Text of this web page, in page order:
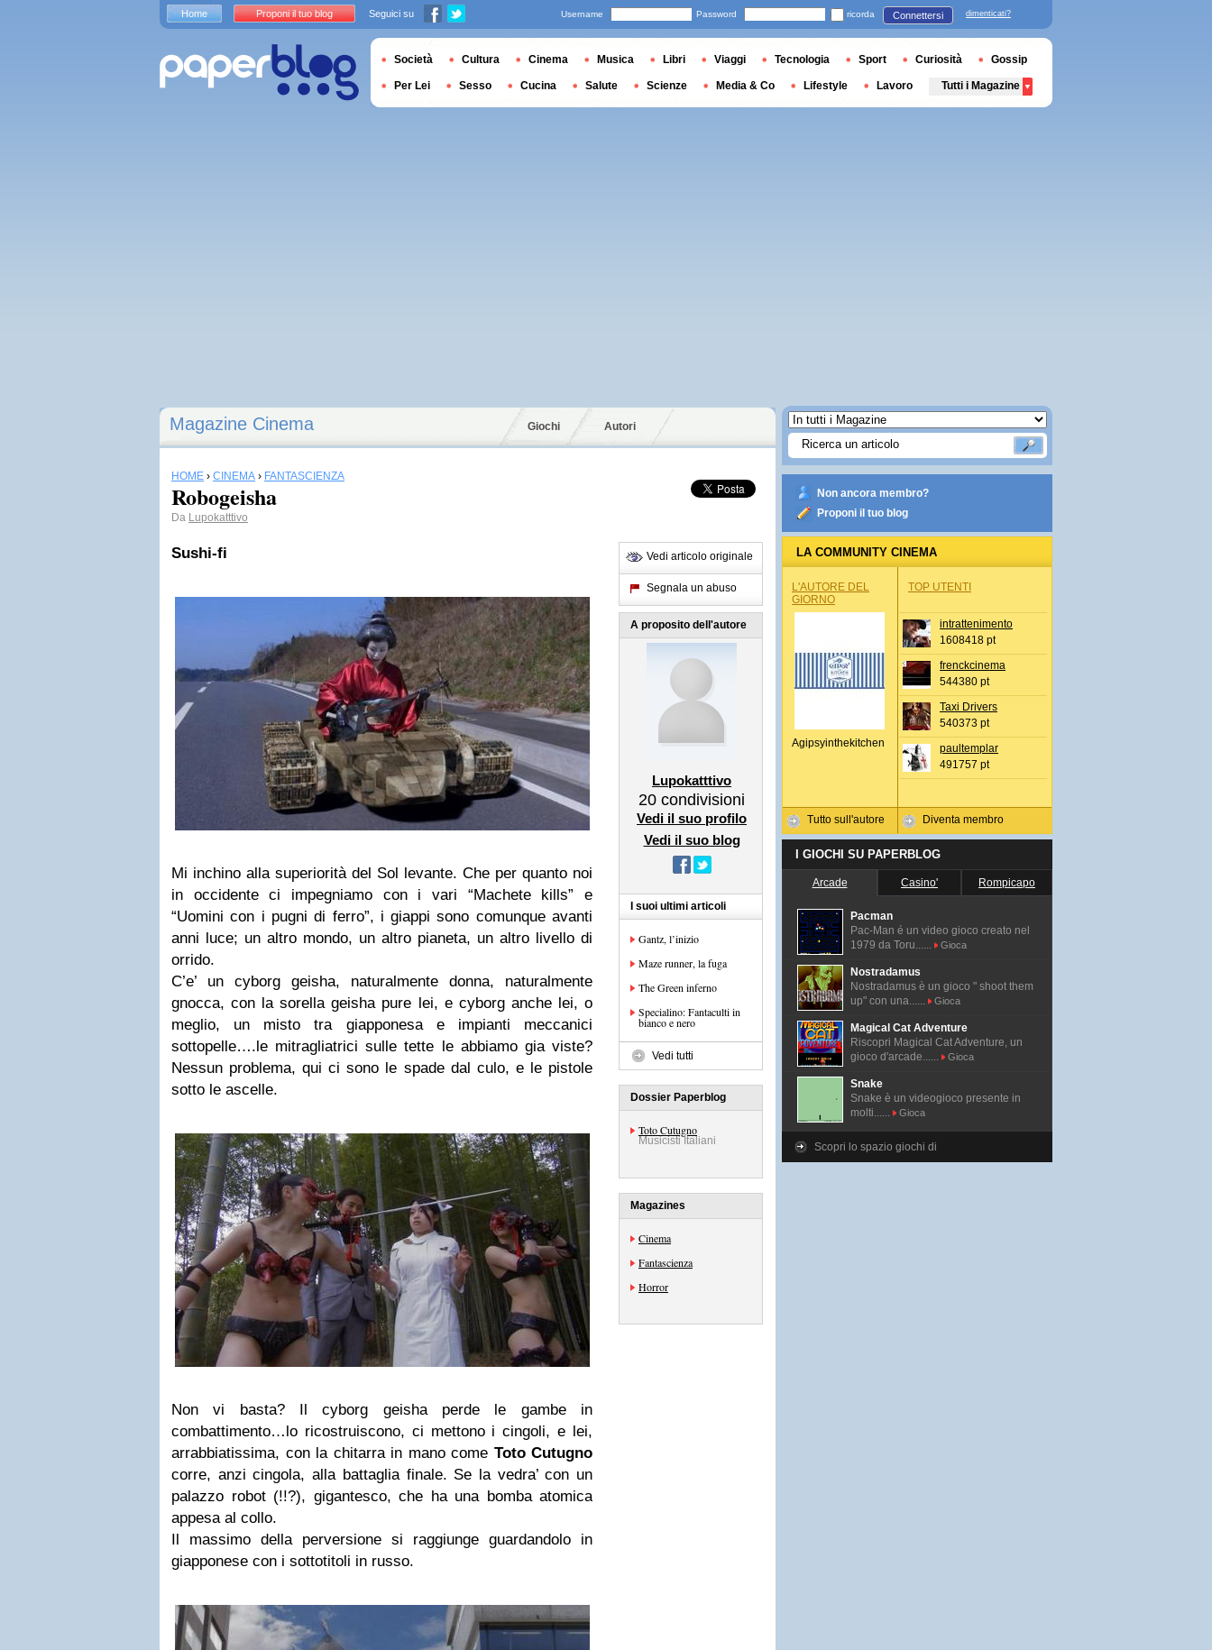
Magazine Cinema Giochi Autori
HOME › CINEMA › FANTASCIENZA
Robogeisha
Da Lupokatttivo
Sushi-fi
Mi inchino alla superiorità del Sol levante. Che per quanto noi
in occidente ci impegniamo con i vari “Machete kills” e
“Uomini con i pugni di ferro”, i giappi sono comunque avanti
anni luce; un altro mondo, un altro pianeta, un altro livello di
orrido.
C’e’ un cyborg geisha, naturalmente donna, naturalmente
gnocca, con la sorella geisha pure lei, e cyborg anche lei, o
meglio, un misto tra giapponesa e impianti meccanici
sottopelle….le mitragliatrici sulle tette le abbiamo gia viste?
Nessun problema, qui ci sono le spade dal culo, e le pistole
sotto le ascelle.
Non vi basta? Il cyborg geisha perde le gambe in
combattimento…lo ricostruiscono, ci mettono i cingoli, e lei,
arrabbiatissima, con la chitarra in mano come Toto Cutugno
corre, anzi cingola, alla battaglia finale. Se la vedra’ con un
palazzo robot (!!?), gigantesco, che ha una bomba atomica
appesa al collo.
Il massimo della perversione si raggiunge guardandolo in
giapponese con i sottotitoli in russo.
Vedi articolo originale
Segnala un abuso
A proposito dell'autore
Lupokatttivo
20 condivisioni
Vedi il suo profilo
Vedi il suo blog
I suoi ultimi articoli
Gantz, l’inizio
Maze runner, la fuga
The Green inferno
Specialino: Fantaculti in
bianco e nero
Vedi tutti
Dossier Paperblog
Toto Cutugno
Musicisti Italiani
Magazines
Cinema
Fantascienza
Horror
Non ancora membro?
Proponi il tuo blog
LA COMMUNITY CINEMA
L'AUTORE DEL
GIORNO
Agipsyinthekitchen
Tutto sull'autore
TOP UTENTI
intrattenimento
1608418 pt
frenckcinema
544380 pt
Taxi Drivers
540373 pt
paultemplar
491757 pt
Diventa membro
I GIOCHI SU PAPERBLOG
Arcade Casino' Rompicapo
Pacman
Pac-Man é un video gioco creato nel
1979 da Toru......
Gioca
Nostradamus
Nostradamus è un gioco " shoot them
up" con una......
Gioca
Magical Cat Adventure
Riscopri Magical Cat Adventure, un
gioco d'arcade......
Gioca
Snake
Snake è un videogioco presente in
molti......
Gioca
Scopri lo spazio giochi di
Home Proponi il tuo blog Seguici su Username Password ricorda Connettersi dimenticati?
Società Cultura Cinema Musica Libri Viaggi Tecnologia Sport Curiosità Gossip
Per Lei Sesso Cucina Salute Scienze Media & Co Lifestyle Lavoro Tutti i Magazine